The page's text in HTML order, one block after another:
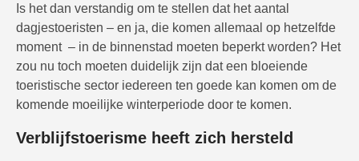
Is het dan verstandig om te stellen dat het aantal
dagjestoeristen – en ja, die komen allemaal op hetzelfde
moment – in de binnenstad moeten beperkt worden? Het
zou nu toch moeten duidelijk zijn dat een bloeiende
toeristische sector iedereen ten goede kan komen om de
komende moeilijke winterperiode door te komen.
Verblijfstoerisme heeft zich hersteld